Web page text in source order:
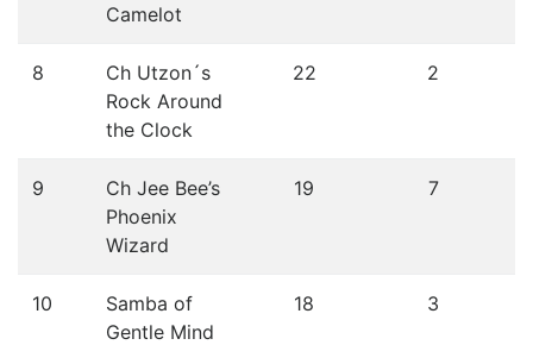
Camelot
8
Ch Utzon´s
Rock Around
the Clock
22 2
9
Ch Jee Bee’s
Phoenix
Wizard
19 7
10
Samba of
Gentle Mind
18 3